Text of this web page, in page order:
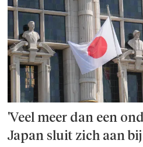
'Veel meer dan een
Japan sluit zich aan